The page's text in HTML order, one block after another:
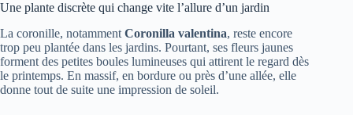
Une plante discrète qui change vite l’allure d’un jardin
La coronille, notamment Coronilla valentina, reste encore
trop peu plantée dans les jardins. Pourtant, ses fleurs jaunes
forment des petites boules lumineuses qui attirent le regard dès
le printemps. En massif, en bordure ou près d’une allée, elle
donne tout de suite une impression de soleil.